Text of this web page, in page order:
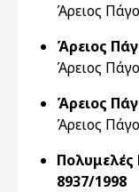
Άρειος
Άρειος
Άρειος
Άρειος
Άρειος
Πολυμελές
8937/1998